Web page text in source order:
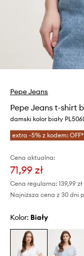
Pepe Jeans
Pepe Jeans t-shirt
damski kolor biały
extra -5% z kodem: OFF*
Cena aktualna:
71,99 zł
Cena regularna: 139,99 zł
Najniższa cena z 30 dni
Kolor: biały